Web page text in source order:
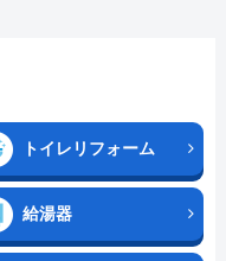
トイレリフォーム
給湯器